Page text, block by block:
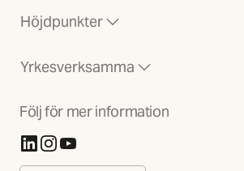
Höjdpunkter
Yrkesverksamma
Följ för mer information
(Öppnas i ny flik)
(Öppnas i ny flik)
(Öppnas i ny flik)